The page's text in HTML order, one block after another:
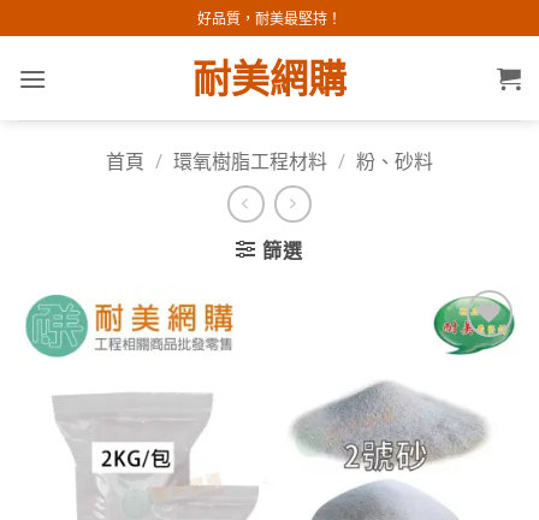
to
content
好品質，耐美最堅持！
耐美網購
首頁 / 環氧樹脂工程材料 / 粉、砂料
篩選
加入